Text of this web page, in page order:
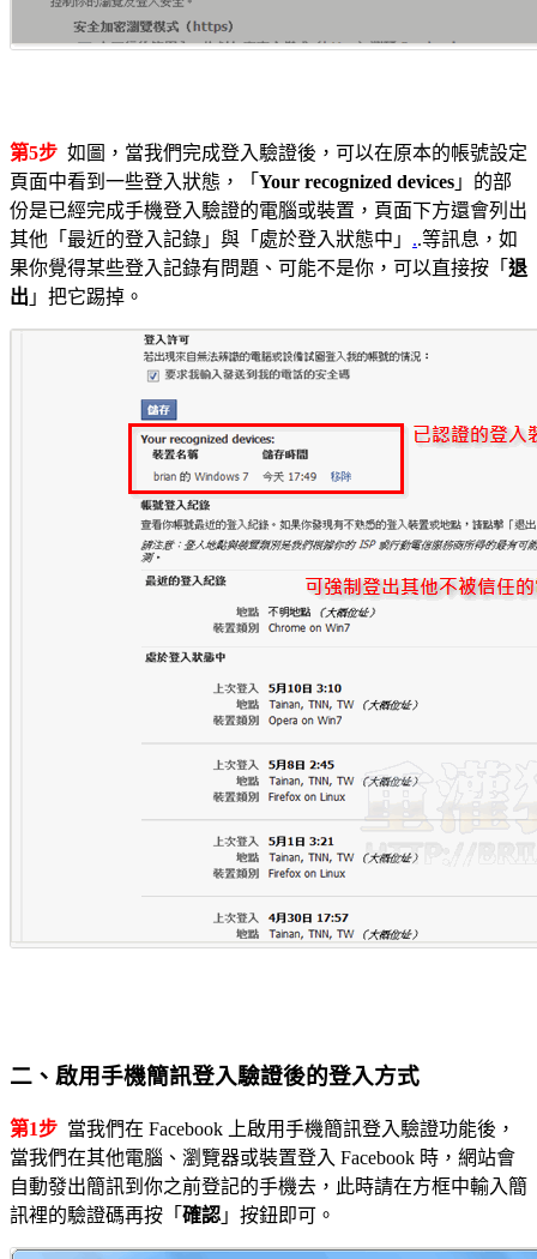
第5步 如圖，當我們完成登入驗證後，可以在原本的帳號設定
頁面中看到一些登入狀態，「 Your recognized devices 」的部
份是已經完成手機登入驗證的電腦或裝置，頁面下方還會列出
其他「最近的登入記錄」與「處於登入狀態中」 ..等訊息，如
果你覺得某些登入記錄有問題、可能不是你，可以直接按「 退
出 」把它踢掉。
二、啟用手機簡訊登入驗證後的登入方式
第1步 當我們在 Facebook 上啟用手機簡訊登入驗證功能後，
當我們在其他電腦、瀏覽器或裝置登入 Facebook 時，網站會
自動發出簡訊到你之前登記的手機去，此時請在方框中輸入簡
訊裡的驗證碼再按「 確認 」按鈕即可。